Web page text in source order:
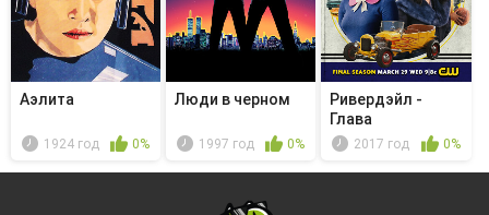
Аэлита
1924 год 0%
Люди в черном
1997 год 0%
Ривердэйл -
Глава
шестьдесят
2017 год 0%